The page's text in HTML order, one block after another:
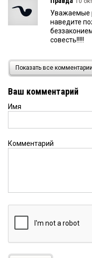
Уважаемые
наведите
совесть!!!!!
вайвайвай
существуют
СИЗО им
станет
Тошнит
сдала в
Показать все
Ваш комментарий
Имя
Комментарий